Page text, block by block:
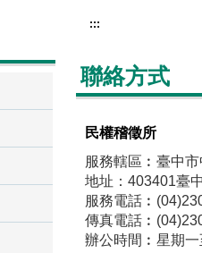
:::
聯絡方式
民權稽徵所
服務轄區︰臺中
地址：403401臺
服務電話
傳真電話
辦公時間︰星期